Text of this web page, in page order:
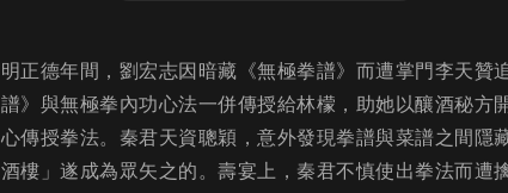
明正德年間，劉宏志因暗藏《無極拳譜》而遭掌門李天
譜》與無極拳內功心法一併傳授給林檬，助她以釀酒秘
心傳授拳法。秦君天資聰穎，意外發現拳譜與菜譜之間
酒樓」遂成為眾矢之的。壽宴上，秦君不慎使出拳法而